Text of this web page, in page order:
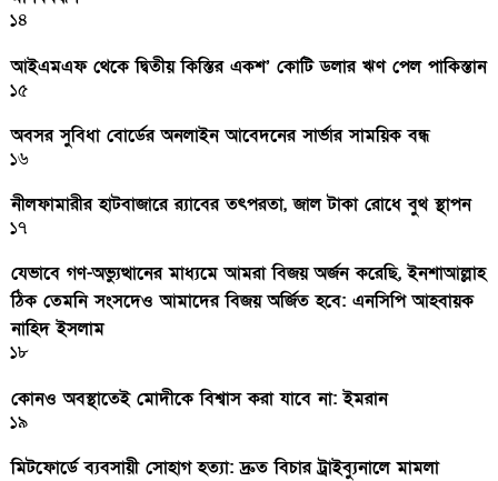
১৪
আইএমএফ থেকে দ্বিতীয় কিস্তির একশ’ কোটি ডলার ঋণ পেল পাকিস্তান
১৫
অবসর সুবিধা বোর্ডের অনলাইন আবেদনের সার্ভার সাময়িক বন্ধ
১৬
নীলফামারীর হাটবাজারে র‌্যাবের তৎপরতা, জাল টাকা রোধে বুথ স্থাপন
১৭
যেভাবে গণ-অভ্যুত্থানের মাধ্যমে আমরা বিজয় অর্জন করেছি, ইনশাআল্লাহ
ঠিক তেমনি সংসদেও আমাদের বিজয় অর্জিত হবে: এনসিপি আহবায়ক
নাহিদ ইসলাম
১৮
কোনও অবস্থাতেই মোদীকে বিশ্বাস করা যাবে না: ইমরান
১৯
মিটফোর্ডে ব্যবসায়ী সোহাগ হত্যা: দ্রুত বিচার ট্রাইব্যুনালে মামলা